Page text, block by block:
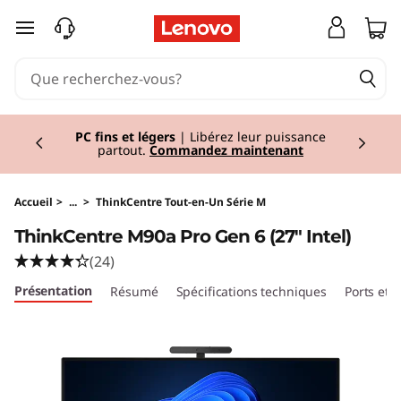
T
k
C
e
n
passer au contenu principal
PC fins et légers | Libérez leur puissance
partout. Commandez maintenant
Accueil > ... > ThinkCentre Tout-en-Un Série M
ThinkCentre M90a Pro Gen 6 (27ʺ Intel)
(24)
Présentation Résumé Spécifications techniques Ports et